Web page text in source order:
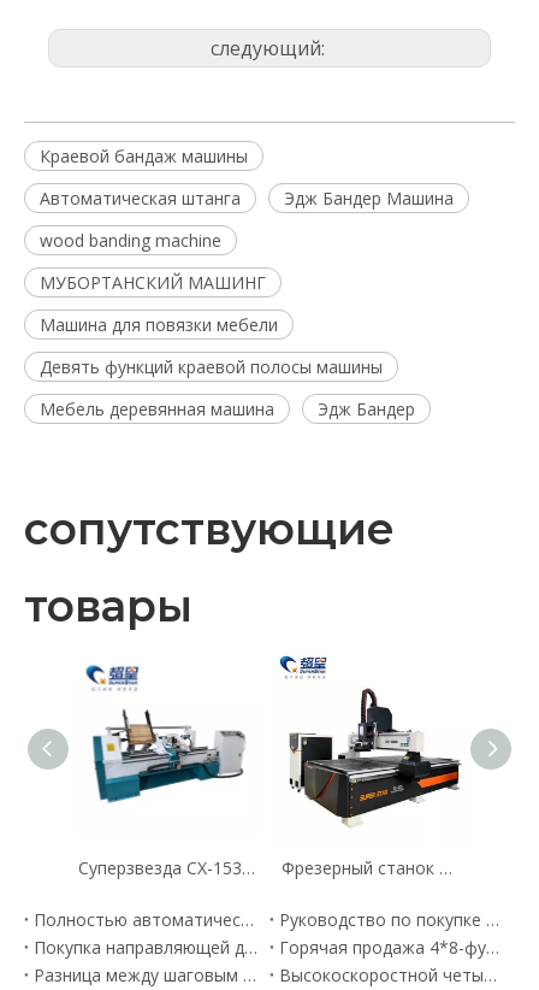
следующий:
Краевой бандаж машины
Автоматическая штанга
Эдж Бандер Машина
wood banding machine
МУБОРТАНСКИЙ МАШИНГ
Машина для повязки мебели
Девять функций краевой полосы машины
Мебель деревянная машина
Эдж Бандер
сопутствующие
товары
Суперзвезда CX-1530 Многофункциональное руководство по токарному товарищему Фрезерный станок для резьбы по дереву Superstar CX-1325 с одной головкой
Полностью автоматический кромкооблицовочный станок отправлен в Гану
Руководство по покупке кромкооблицовочного станка
Покупка направляющей для панельной пилы — новинка 2023 года.
Горячая продажа 4*8-футового станка для резьбы по дереву CX-1325 отправлена в Эстонию
Разница между шаговым двигателем и серводвигателем — последнее руководство
Высокоскоростной четырехголовочный деревообрабатывающий станок CX-B1 1325 отправлен в Бельгию